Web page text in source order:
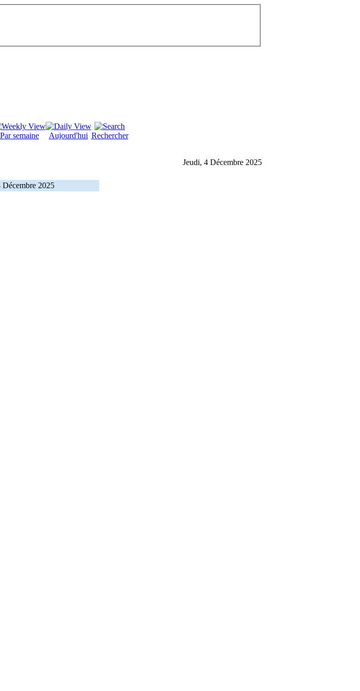
Par semaine Aujourd'hui Rechercher
Jeudi, 4 Décembre 2025
Décembre 2025